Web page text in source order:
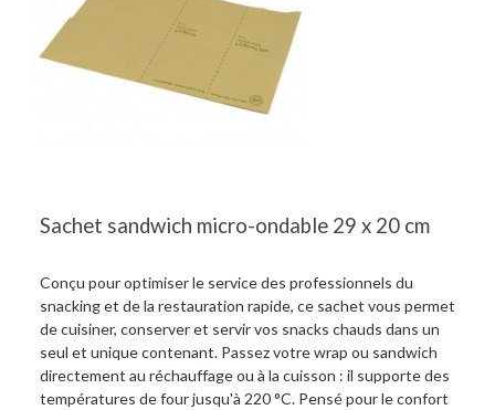
Sachet sandwich micro-ondable 29 x 20 cm
Conçu pour optimiser le service des professionnels du
snacking et de la restauration rapide, ce sachet vous permet
de cuisiner, conserver et servir vos snacks chauds dans un
seul et unique contenant. Passez votre wrap ou sandwich
directement au réchauffage ou à la cuisson : il supporte des
températures de four jusqu'à 220 °C. Pensé pour le confort